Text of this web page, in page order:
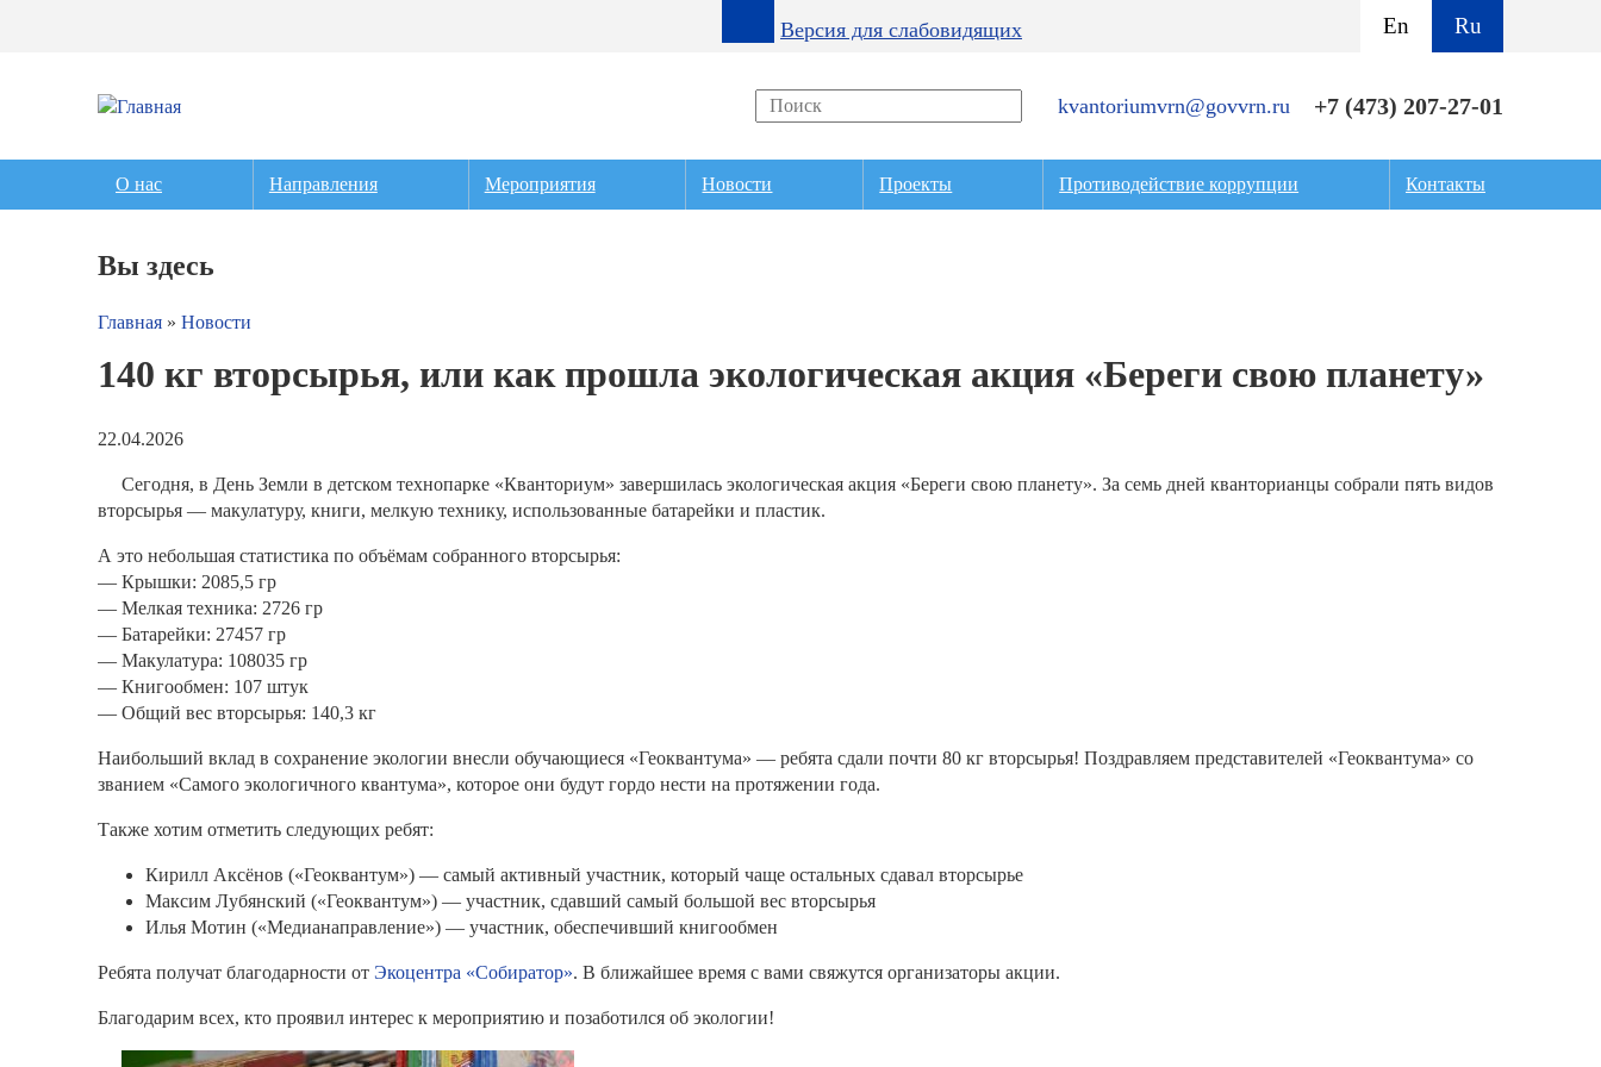
Версия для слабовидящих En Ru
kvantoriumvrn@govvrn.ru +7 (473) 207-27-01
О нас Направления Мероприятия Новости Проекты Противодействие коррупции Контакты
Вы здесь
Главная » Новости
140 кг вторсырья, или как прошла экологическая акция «Береги свою планету»
22.04.2026
Сегодня, в День Земли в детском технопарке «Кванториум» завершилась экологическая акция «Береги свою планету». За семь дней кванторианцы собрали пять видов
вторсырья — макулатуру, книги, мелкую технику, использованные батарейки и пластик.
А это небольшая статистика по объёмам собранного вторсырья:
— Крышки: 2085,5 гр
— Мелкая техника: 2726 гр
— Батарейки: 27457 гр
— Макулатура: 108035 гр
— Книгообмен: 107 штук
— Общий вес вторсырья: 140,3 кг
Наибольший вклад в сохранение экологии внесли обучающиеся «Геоквантума» — ребята сдали почти 80 кг вторсырья! Поздравляем представителей «Геоквантума» со
званием «Самого экологичного квантума», которое они будут гордо нести на протяжении года.
Также хотим отметить следующих ребят:
Кирилл Аксёнов («Геоквантум») — самый активный участник, который чаще остальных сдавал вторсырье
Максим Лубянский («Геоквантум») — участник, сдавший самый большой вес вторсырья
Илья Мотин («Медианаправление») — участник, обеспечивший книгообмен
Ребята получат благодарности от Экоцентра «Собиратор». В ближайшее время с вами свяжутся организаторы акции.
Благодарим всех, кто проявил интерес к мероприятию и позаботился об экологии!